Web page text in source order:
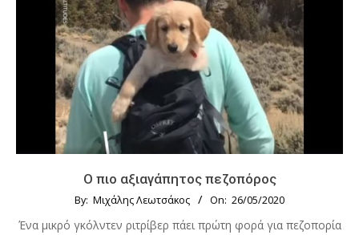
Ο πιο αξιαγάπητος πεζοπόρος
By: Μιχάλης Λεωτσάκος On: 26/05/2020
Ένα μικρό γκόλντεν ριτρίβερ πάει πρώτη φορά για πεζοπορία